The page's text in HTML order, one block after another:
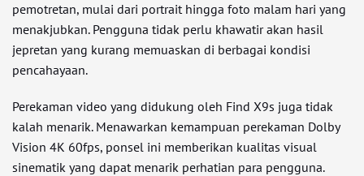
pemotretan, mulai dari portrait hingga foto malam hari yang
menakjubkan. Pengguna tidak perlu khawatir akan hasil
jepretan yang kurang memuaskan di berbagai kondisi
pencahayaan.
Perekaman video yang didukung oleh Find X9s juga tidak
kalah menarik. Menawarkan kemampuan perekaman Dolby
Vision 4K 60fps, ponsel ini memberikan kualitas visual
sinematik yang dapat menarik perhatian para pengguna.